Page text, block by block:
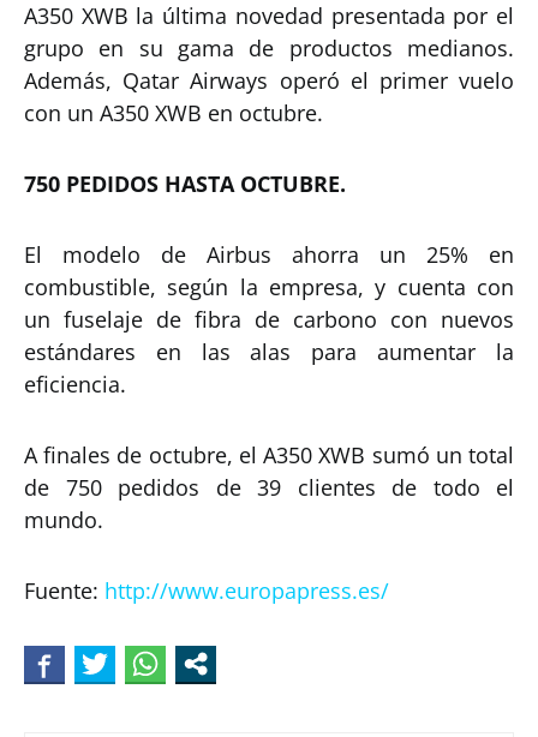
A350 XWB la última novedad presentada por el
grupo en su gama de productos medianos.
Además, Qatar Airways operó el primer vuelo
con un A350 XWB en octubre.
750 PEDIDOS HASTA OCTUBRE.
El modelo de Airbus ahorra un 25% en
combustible, según la empresa, y cuenta con
un fuselaje de fibra de carbono con nuevos
estándares en las alas para aumentar la
eficiencia.
A finales de octubre, el A350 XWB sumó un total
de 750 pedidos de 39 clientes de todo el
mundo.
Fuente: http://www.europapress.es/